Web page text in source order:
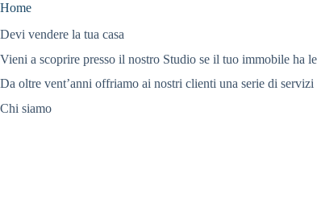
Home
Devi vendere la tua casa
Vieni a scoprire presso il nostro Studio se il tuo immobile ha
Da oltre vent’anni offriamo ai nostri clienti una serie di
Chi siamo